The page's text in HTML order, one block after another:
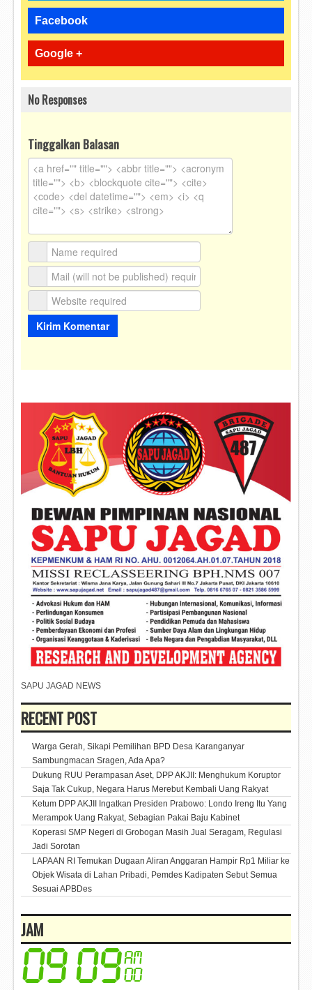
Facebook
Google +
No Responses
Tinggalkan Balasan
SAPU JAGAD NEWS
RECENT POST
Warga Gerah, Sikapi Pemilihan BPD Desa Karanganyar
Sambungmacan Sragen, Ada Apa?
Dukung RUU Perampasan Aset, DPP AKJII: Menghukum Koruptor
Saja Tak Cukup, Negara Harus Merebut Kembali Uang Rakyat
Ketum DPP AKJII Ingatkan Presiden Prabowo: Londo Ireng Itu Yang
Merampok Uang Rakyat, Sebagian Pakai Baju Kabinet
Koperasi SMP Negeri di Grobogan Masih Jual Seragam, Regulasi
Jadi Sorotan
LAPAAN RI Temukan Dugaan Aliran Anggaran Hampir Rp1 Miliar ke
Objek Wisata di Lahan Pribadi, Pemdes Kadipaten Sebut Semua
Sesuai APBDes
JAM